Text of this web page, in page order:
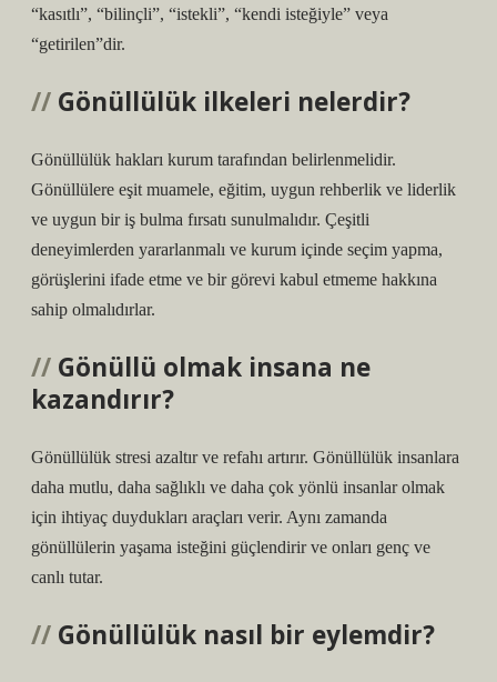
“kasıtlı”, “bilinçli”, “istekli”, “kendi isteğiyle” veya
“getirilen”dir.
Gönüllülük ilkeleri nelerdir?
Gönüllülük hakları kurum tarafından belirlenmelidir.
Gönüllülere eşit muamele, eğitim, uygun rehberlik ve liderlik
ve uygun bir iş bulma fırsatı sunulmalıdır. Çeşitli
deneyimlerden yararlanmalı ve kurum içinde seçim yapma,
görüşlerini ifade etme ve bir görevi kabul etmeme hakkına
sahip olmalıdırlar.
Gönüllü olmak insana ne
kazandırır?
Gönüllülük stresi azaltır ve refahı artırır. Gönüllülük insanlara
daha mutlu, daha sağlıklı ve daha çok yönlü insanlar olmak
için ihtiyaç duydukları araçları verir. Aynı zamanda
gönüllülerin yaşama isteğini güçlendirir ve onları genç ve
canlı tutar.
Gönüllülük nasıl bir eylemdir?